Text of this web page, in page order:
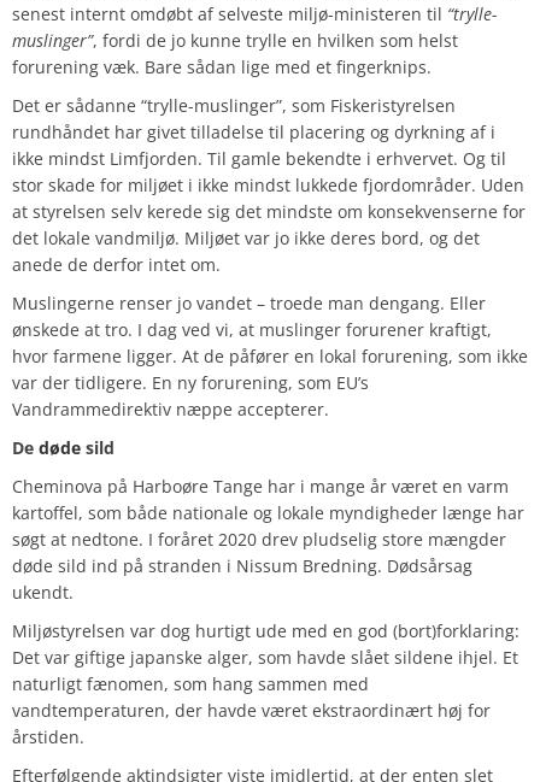
senest internt omdøbt af selveste miljø-ministeren til “trylle-
muslinger”, fordi de jo kunne trylle en hvilken som helst
forurening væk. Bare sådan lige med et fingerknips.
Det er sådanne “trylle-muslinger”, som Fiskeristyrelsen
rundhåndet har givet tilladelse til placering og dyrkning af i
ikke mindst Limfjorden. Til gamle bekendte i erhvervet. Og til
stor skade for miljøet i ikke mindst lukkede fjordområder. Uden
at styrelsen selv kerede sig det mindste om konsekvenserne for
det lokale vandmiljø. Miljøet var jo ikke deres bord, og det
anede de derfor intet om.
Muslingerne renser jo vandet – troede man dengang. Eller
ønskede at tro. I dag ved vi, at muslinger forurener kraftigt,
hvor farmene ligger. At de påfører en lokal forurening, som ikke
var der tidligere. En ny forurening, som EU’s
Vandrammedirektiv næppe accepterer.
De døde sild
Cheminova på Harboøre Tange har i mange år været en varm
kartoffel, som både nationale og lokale myndigheder længe har
søgt at nedtone. I foråret 2020 drev pludselig store mængder
døde sild ind på stranden i Nissum Bredning. Dødsårsag
ukendt.
Miljøstyrelsen var dog hurtigt ude med en god (bort)forklaring:
Det var giftige japanske alger, som havde slået sildene ihjel. Et
naturligt fænomen, som hang sammen med
vandtemperaturen, der havde været ekstraordinært høj for
årstiden.
Efterfølgende aktindsigter viste imidlertid, at der enten slet